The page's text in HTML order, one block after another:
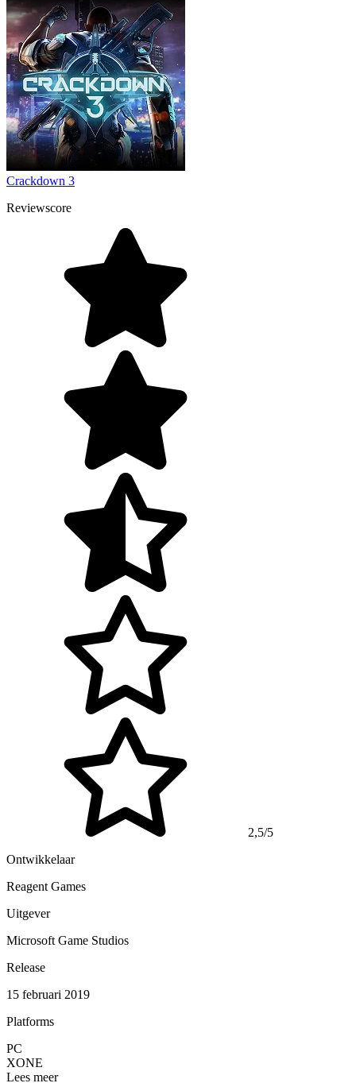
Crackdown 3
Reviewscore
2,5/5
Ontwikkelaar
Reagent Games
Uitgever
Microsoft Game Studios
Release
15 februari 2019
Platforms
PC
XONE
Lees meer